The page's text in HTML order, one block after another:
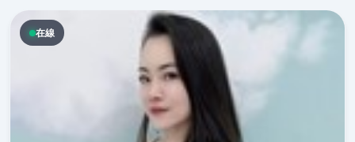
在線